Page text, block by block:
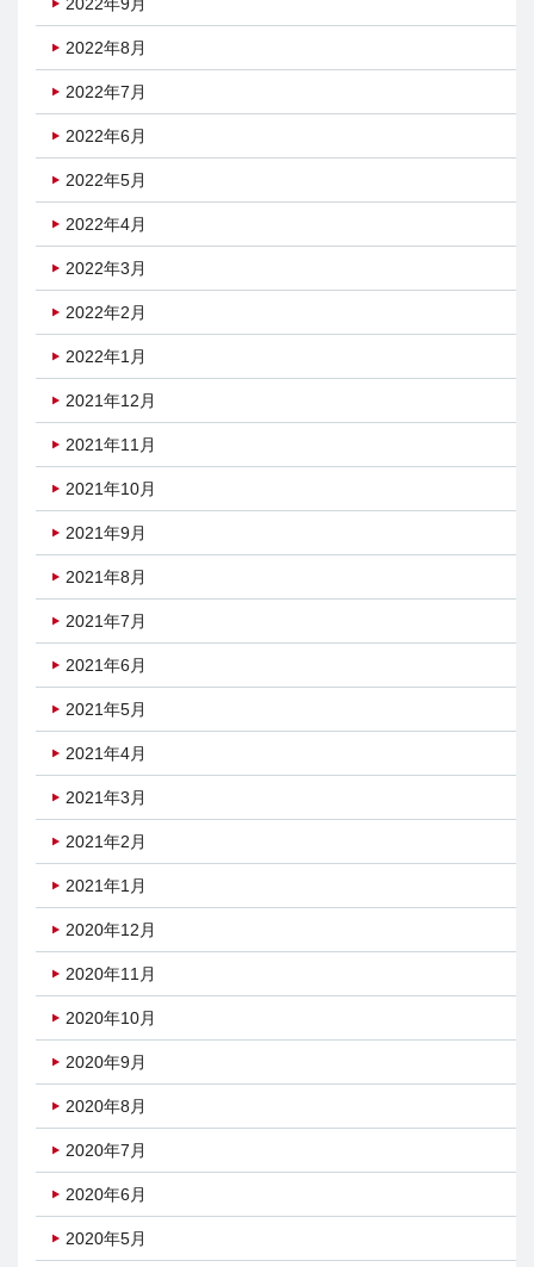
2022年8月
2022年7月
2022年6月
2022年5月
2022年4月
2022年3月
2022年2月
2022年1月
2021年12月
2021年11月
2021年10月
2021年9月
2021年8月
2021年7月
2021年6月
2021年5月
2021年4月
2021年3月
2021年2月
2021年1月
2020年12月
2020年11月
2020年10月
2020年9月
2020年8月
2020年7月
2020年6月
2020年5月